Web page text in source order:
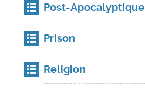
Post-Apocalyptique
Prison
Religion